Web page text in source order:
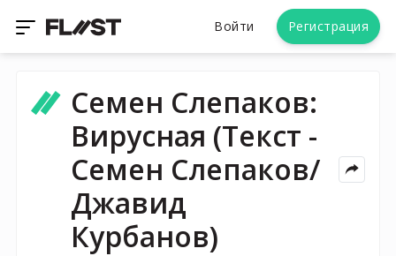
Войти Регистрация
Семен Слепаков:
Вирусная (Текст -
Семен Слепаков/
Джавид
Курбанов)